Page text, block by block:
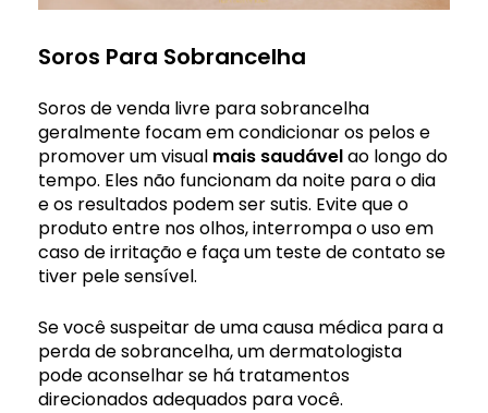
Soros Para Sobrancelha
Soros de venda livre para sobrancelha
geralmente focam em condicionar os pelos e
promover um visual mais saudávelao longo do
tempo. Eles não funcionam da noite para o dia
e os resultados podem ser sutis. Evite que o
produto entre nos olhos, interrompa o uso em
caso de irritação e faça um teste de contato se
tiver pele sensível.
Se você suspeitar de uma causa médica para a
perda de sobrancelha, um dermatologista
pode aconselhar se há tratamentos
direcionados adequados para você.